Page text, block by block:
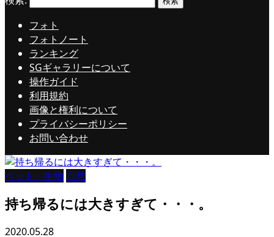
フォト
フォトノート
ランキング
SGギャラリーについて
操作ガイド
利用規約
画像と権利について
プライバシーポリシー
お問い合わせ
ペット・生物 自然
持ち帰るには大きすぎて・・・。
2020.05.28